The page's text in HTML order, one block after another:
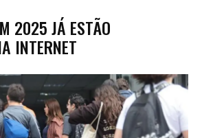
2025 JÁ ESTÃO
INTERNET